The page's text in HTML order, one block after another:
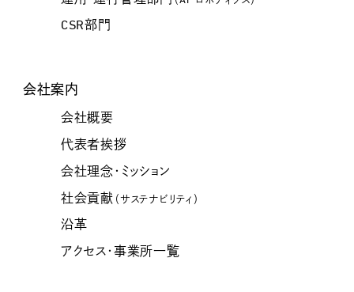
CSR部門
会社案内
会社概要
代表者挨拶
会社理念・ミッション
社会貢献 （サステナビリティ）
沿革
アクセス・事業所一覧